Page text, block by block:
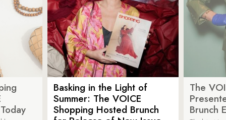
Basking in the Light of
Summer: The VOICE
Shopping Hosted Brunch
The
Brunch